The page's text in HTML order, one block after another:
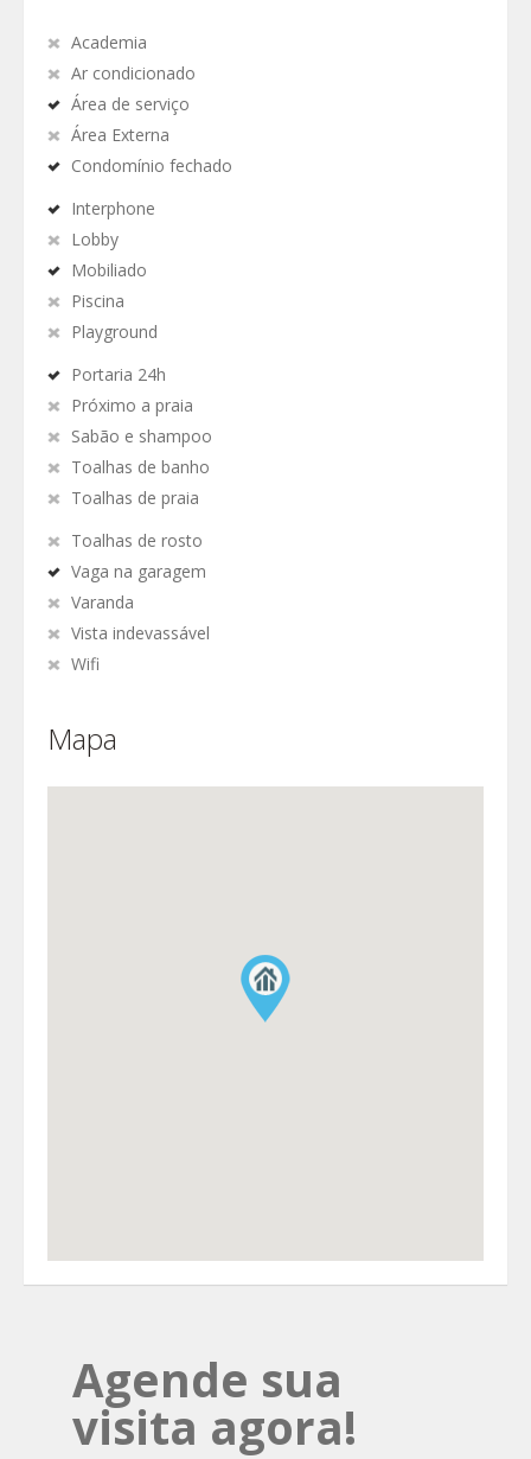
Academia
Ar condicionado
Área de serviço
Área Externa
Condomínio fechado
Interphone
Lobby
Mobiliado
Piscina
Playground
Portaria 24h
Próximo a praia
Sabão e shampoo
Toalhas de banho
Toalhas de praia
Toalhas de rosto
Vaga na garagem
Varanda
Vista indevassável
Wifi
Mapa
Agende sua
visita agora!